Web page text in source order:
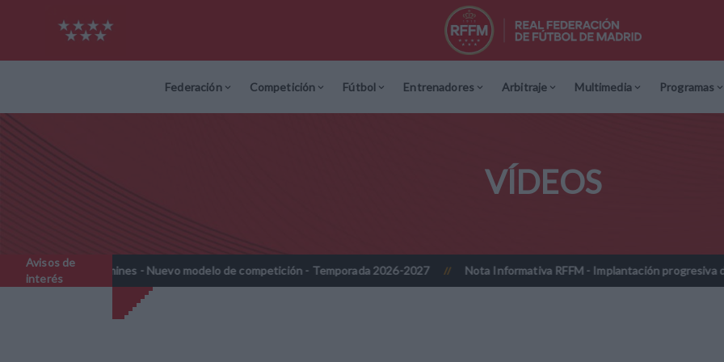
Federación Competición Fútbol Entrenadores Arbitraje Multimedia Programas
VÍDEOS
Avisos de
interés
Prebenjamines - Nuevo modelo de competición - Temporada 2026-2027 // Nota Informativa RFFM - Implantación progresiva de la firma